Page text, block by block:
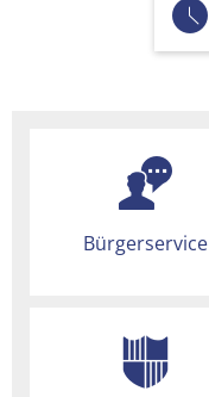
Bürgerservice